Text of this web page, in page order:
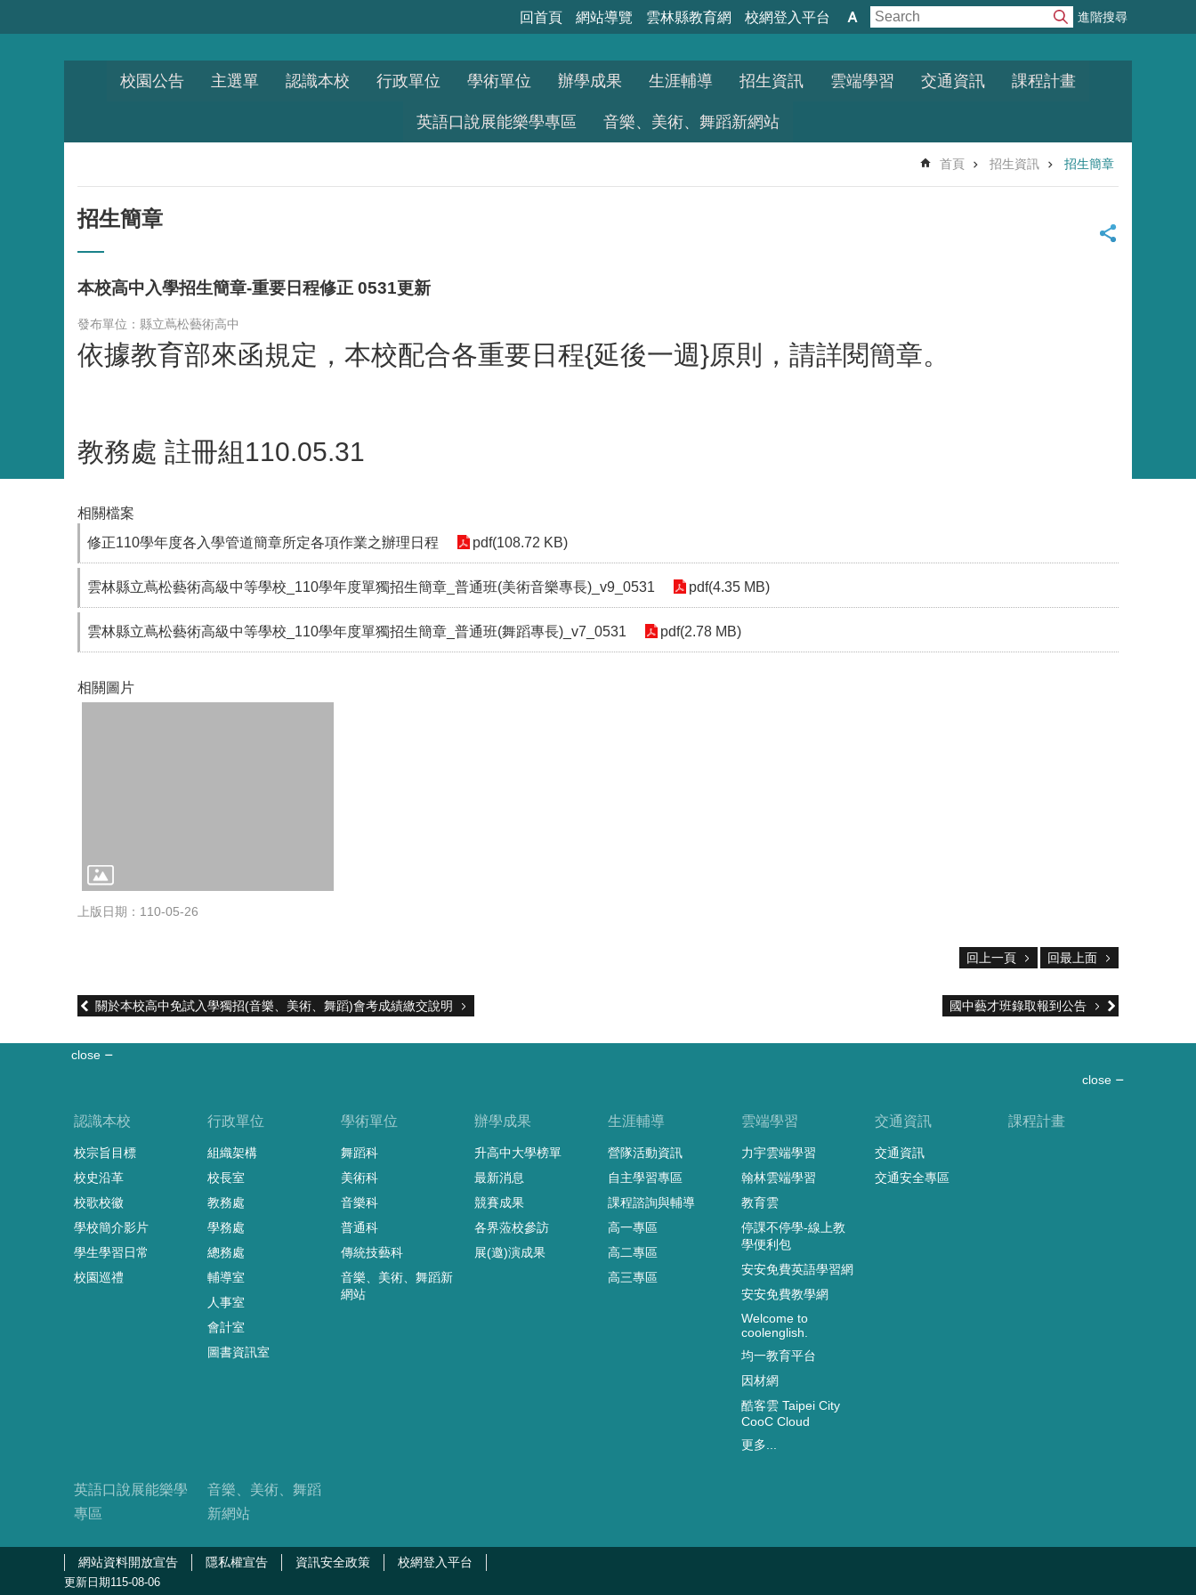
回首頁 網站導覽 雲林縣教育網 校網登入平台 進階搜尋
校園公告 主選單 認識本校 行政單位 學術單位 辦學成果 生涯輔導 招生資訊 雲端學習 交通資訊 課程計畫
英語口說展能樂學專區 音樂、美術、舞蹈新網站
首頁 招生資訊 招生簡章
招生簡章
本校高中入學招生簡章-重要日程修正 0531更新
發布單位：縣立蔦松藝術高中
依據教育部來函規定，本校配合各重要日程{延後一週}原則， 請詳閱簡章。
教務處 註冊組110.05.31
相關檔案
修正110學年度各入學管道簡章所定各項作業之辦理日程
pdf(108.72 KB)
雲林縣立蔦松藝術高級中等學校_110學年度單獨招生簡章_普通班(美術音樂專長)_v9_0531 pdf(4.35 MB)
雲林縣立蔦松藝術高級中等學校_110學年度單獨招生簡章_普通班(舞蹈專長)_v7_0531 pdf(2.78 MB)
相關圖片
上版日期：110-05-26
回上一頁 回最上面
關於本校高中免試入學獨招(音樂、美術、舞蹈)會考成績繳交說明 國中藝才班錄取報到公告
close
close
認識本校
校宗旨目標
校史沿革
校歌校徽
學校簡介影片
學生學習日常
校園巡禮
行政單位
組織架構
校長室
教務處
學務處
總務處
輔導室
人事室
會計室
圖書資訊室
學術單位
舞蹈科
美術科
音樂科
普通科
傳統技藝科
音樂、美術、舞蹈新
網站
辦學成果
升高中大學榜單
最新消息
競賽成果
各界蒞校參訪
展(邀)演成果
生涯輔導
營隊活動資訊
自主學習專區
課程諮詢與輔導
高一專區
高二專區
高三專區
雲端學習
力宇雲端學習
翰林雲端學習
教育雲
停課不停學-線上教
學便利包
安安免費英語學習網
安安免費教學網
Welcome to
coolenglish.
均一教育平台
因材網
酷客雲 Taipei City
CooC Cloud
更多...
交通資訊
交通資訊
交通安全專區
課程計畫
英語口說展能樂學
專區
音樂、美術、舞蹈
新網站
網站資料開放宣告 隱私權宣告 資訊安全政策 校網登入平台
更新日期115-08-06